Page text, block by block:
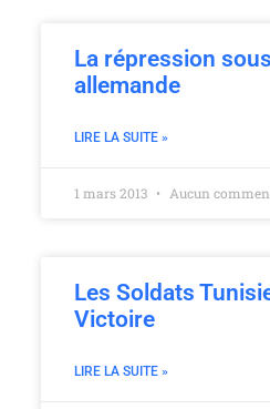
La répression
allemande
LIRE LA SUITE »
1 mars 2013 Aucun
Les Soldats
Victoire
LIRE LA SUITE »